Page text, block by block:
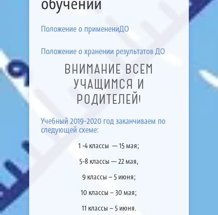
Положение о применениДО
Положение о хранении результатов ДО
ВНИМАНИЕ ВСЕМ
УЧАЩИМСЯ И
РОДИТЕЛЕЙ!
Учебный 2019-2020 год заканчиваем по
следующей схеме:
1 -4 классы — 15 мая;
5-8 классы — 22 мая,
9 классы – 5 июня;
10 классы – 30 мая;
11 классы – 5 июня.